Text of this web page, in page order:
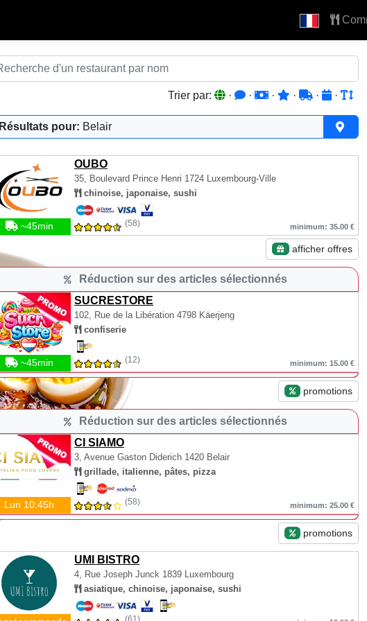
Trier par: · · · · · ·
Résultats pour: Belair
OUBO
35, Boulevard Prince Henri 1724 Luxembourg-Ville
chinoise, japonaise, sushi
~45min (58) minimum: 35.00 €
afficher offres
Réduction sur des articles sélectionnés
SUCRESTORE
102, Rue de la Libération 4798 Käerjeng
confiserie
~45min (12) minimum: 15.00 €
promotions
Réduction sur des articles sélectionnés
CI SIAMO
3, Avenue Gaston Diderich 1420 Belair
grillade, italienne, pâtes, pizza
Lun 10:45h (58) minimum: 25.00 €
promotions
UMI BISTRO
4, Rue Joseph Junck 1839 Luxembourg
asiatique, chinoise, japonaise, sushi
(61)